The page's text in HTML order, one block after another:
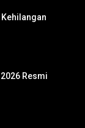
Kehilangan
Resmi